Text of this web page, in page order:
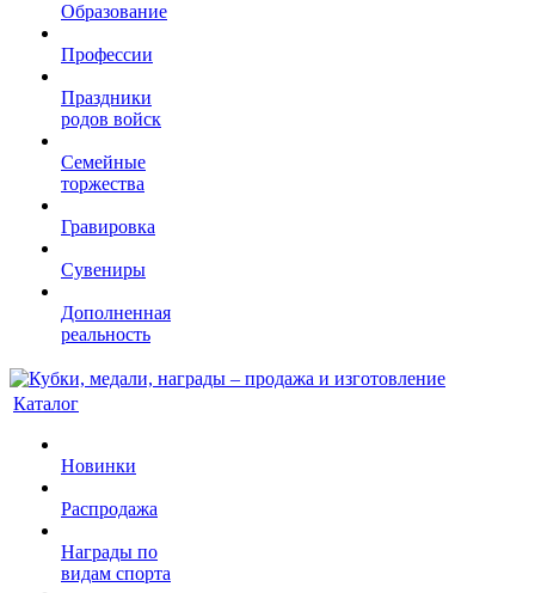
Образование
Профессии
Праздники
родов войск
Семейные
торжества
Гравировка
Сувениры
Дополненная
реальность
Каталог
Новинки
Распродажа
Награды по
видам спорта